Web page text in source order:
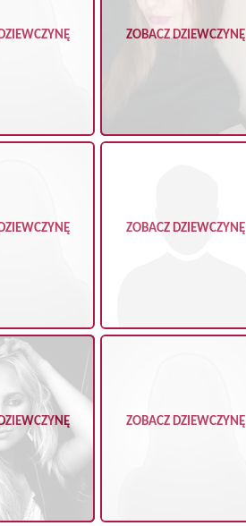
ZOBACZ DZIEWCZYNĘ
ZOBACZ DZIEWCZYNĘ
ZOBACZ DZIEWCZYNĘ